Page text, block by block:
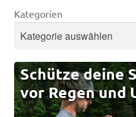
Kategorien
Schütze deine
vor Regen und